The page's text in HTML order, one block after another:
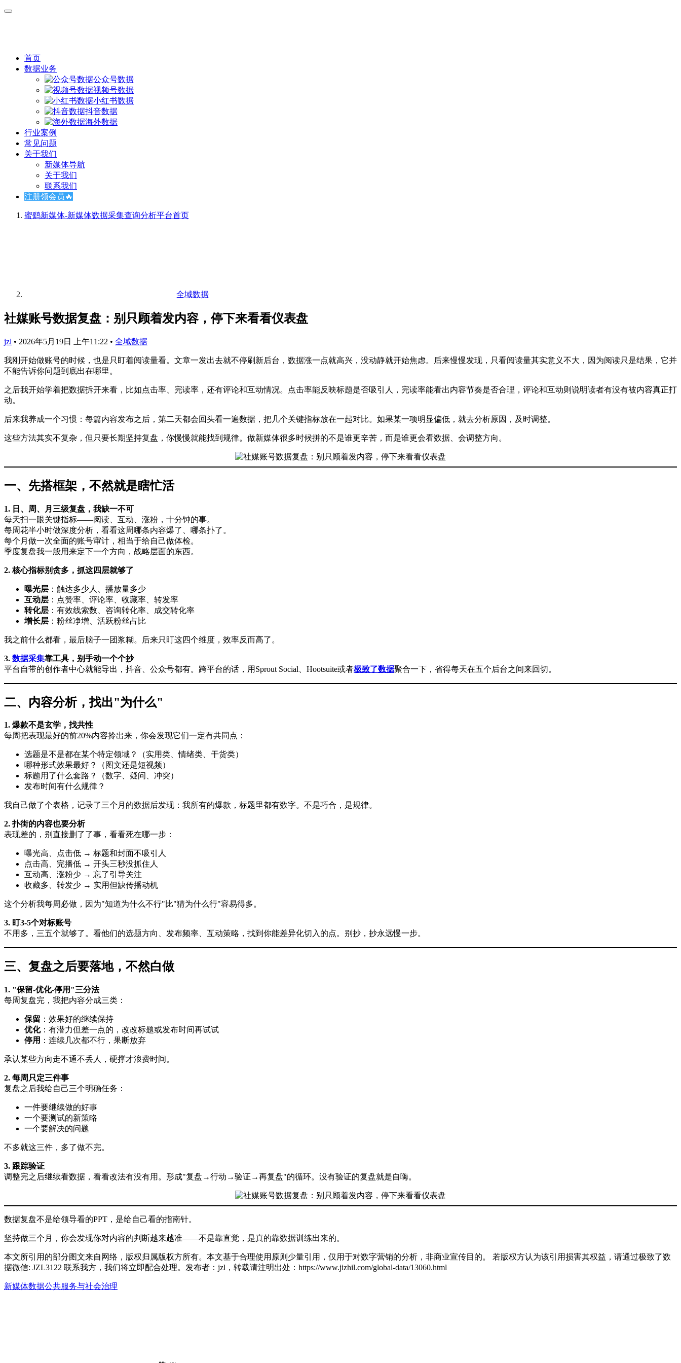
首页
数据业务
公众号数据
视频号数据
小红书数据
抖音数据
海外数据
行业案例
常见问题
关于我们
新媒体导航
关于我们
联系我们
注册领会员🔥
蜜鹞新媒体-新媒体数据采集查询分析平台首页
全域数据
社媒账号数据复盘：别只顾着发内容，停下来看看仪表盘
jzl • 2026年5月19日 上午11:22 • 全域数据
我刚开始做账号的时候，也是只盯着阅读量看。文章一发出去就不停刷新后台，数据涨一点就高兴，没动静就开始焦虑。后来慢慢发现，只看阅读量其实意义不大，因为阅读只是结果，它并
不能告诉你问题到底出在哪里。
之后我开始学着把数据拆开来看，比如点击率、完读率，还有评论和互动情况。点击率能反映标题是否吸引人，完读率能看出内容节奏是否合理，评论和互动则说明读者有没有被内容真正打
动。
后来我养成一个习惯：每篇内容发布之后，第二天都会回头看一遍数据，把几个关键指标放在一起对比。如果某一项明显偏低，就去分析原因，及时调整。
这些方法其实不复杂，但只要长期坚持复盘，你慢慢就能找到规律。做新媒体很多时候拼的不是谁更辛苦，而是谁更会看数据、会调整方向。
一、先搭框架，不然就是瞎忙活
1. 日、周、月三级复盘，我缺一不可
每天扫一眼关键指标——阅读、互动、涨粉，十分钟的事。
每周花半小时做深度分析，看看这周哪条内容爆了、哪条扑了。
每个月做一次全面的账号审计，相当于给自己做体检。
季度复盘我一般用来定下一个方向，战略层面的东西。
2. 核心指标别贪多，抓这四层就够了
曝光层 ：触达多少人、播放量多少
互动层 ：点赞率、评论率、收藏率、转发率
转化层 ：有效线索数、咨询转化率、成交转化率
增长层 ：粉丝净增、活跃粉丝占比
我之前什么都看，最后脑子一团浆糊。后来只盯这四个维度，效率反而高了。
3. 数据采集靠工具，别手动一个个抄
平台自带的创作者中心就能导出，抖音、公众号都有。跨平台的话，用Sprout Social、Hootsuite或者极致了数据聚合一下，省得每天在五个后台之间来回切。
二、内容分析，找出"为什么"
1. 爆款不是玄学，找共性
每周把表现最好的前20%内容拎出来，你会发现它们一定有共同点：
选题是不是都在某个特定领域？（实用类、情绪类、干货类）
哪种形式效果最好？（图文还是短视频）
标题用了什么套路？（数字、疑问、冲突）
发布时间有什么规律？
我自己做了个表格，记录了三个月的数据后发现：我所有的爆款，标题里都有数字。不是巧合，是规律。
2. 扑街的内容也要分析
表现差的，别直接删了了事，看看死在哪一步：
曝光高、点击低 → 标题和封面不吸引人
点击高、完播低 → 开头三秒没抓住人
互动高、涨粉少 → 忘了引导关注
收藏多、转发少 → 实用但缺传播动机
这个分析我每周必做，因为"知道为什么不行"比"猜为什么行"容易得多。
3. 盯3-5个对标账号
不用多，三五个就够了。看他们的选题方向、发布频率、互动策略，找到你能差异化切入的点。别抄，抄永远慢一步。
三、复盘之后要落地，不然白做
1. "保留-优化-停用"三分法
每周复盘完，我把内容分成三类：
保留 ：效果好的继续保持
优化：有潜力但差一点的，改改标题或发布时间再试试
停用 ：连续几次都不行，果断放弃
承认某些方向走不通不丢人，硬撑才浪费时间。
2. 每周只定三件事
复盘之后我给自己三个明确任务：
一件要继续做的好事
一个要测试的新策略
一个要解决的问题
不多就这三件，多了做不完。
3. 跟踪验证
调整完之后继续看数据，看看改法有没有用。形成"复盘→行动→验证→再复盘"的循环。没有验证的复盘就是自嗨。
数据复盘不是给领导看的PPT，是给自己看的指南针。
坚持做三个月，你会发现你对内容的判断越来越准——不是靠直觉，是真的靠数据训练出来的。
本文所引用的部分图文来自网络，版权归属版权方所有。本文基于合理使用原则少量引用，仅用于对数字营销的分析，非商业宣传目的。 若版权方认为该引用损害其权益，请通过极致了数
据微信: JZL3122 联系我方，我们将立即配合处理。发布者：jzl，转载请注明出处： https://www.jizhil.com/global-data/13060.html
新媒体数据公共服务与社会治理